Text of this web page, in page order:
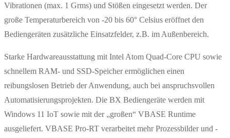
Vibrationen (max. 1 Grms) und Stößen eingesetzt werden. Der
große Temperaturbereich von -20 bis 60° Celsius eröffnet den
Bediengeräten zusätzliche Einsatzfelder, z.B. im Außenbereich.
Starke Hardwareausstattung mit Intel Atom Quad-Core CPU sowie
schnellem RAM- und SSD-Speicher ermöglichen einen
reibungslosen Betrieb der Anwendung, auch bei anspruchsvollen
Automatisierungsprojekten. Die BX Bediengeräte werden mit
Windows 11 IoT sowie mit der „großen“ VBASE Runtime
ausgeliefert. VBASE Pro-RT verarbeitet mehr Prozessbilder und -